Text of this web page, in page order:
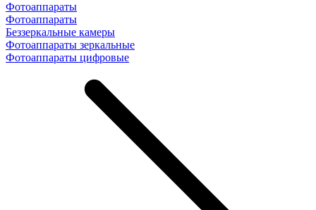
Фотоаппараты
Фотоаппараты
Беззеркальные камеры
Фотоаппараты зеркальные
Фотоаппараты цифровые